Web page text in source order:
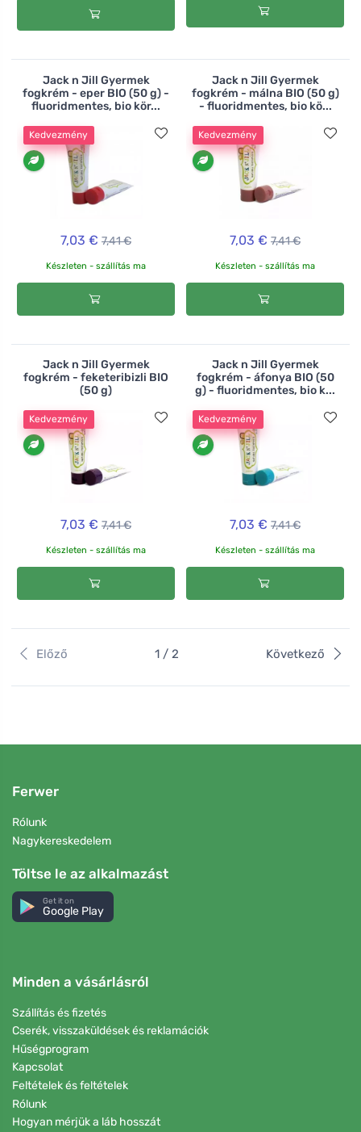
Jack n Jill Gyermek
fogkrém - eper BIO (50 g) -
fluoridmentes, bio kör...
Kedvezmény
7,03 € 7,41 €
Készleten - szállítás ma
Jack n Jill Gyermek
fogkrém - málna BIO (50 g)
- fluoridmentes, bio kö...
Kedvezmény
7,03 € 7,41 €
Készleten - szállítás ma
Jack n Jill Gyermek
fogkrém - feketeribizli BIO
(50 g)
Kedvezmény
7,03 € 7,41 €
Készleten - szállítás ma
Jack n Jill Gyermek
fogkrém - áfonya BIO (50
g) - fluoridmentes, bio k...
Kedvezmény
7,03 € 7,41 €
Készleten - szállítás ma
Előző 1 / 2 Következő
Ferwer
Rólunk
Nagykereskedelem
Töltse le az alkalmazást
Get it on
Google Play
Minden a vásárlásról
Szállítás és fizetés
Cserék, visszaküldések és reklamációk
Hűségprogram
Kapcsolat
Feltételek és feltételek
Rólunk
Hogyan mérjük a láb hosszát